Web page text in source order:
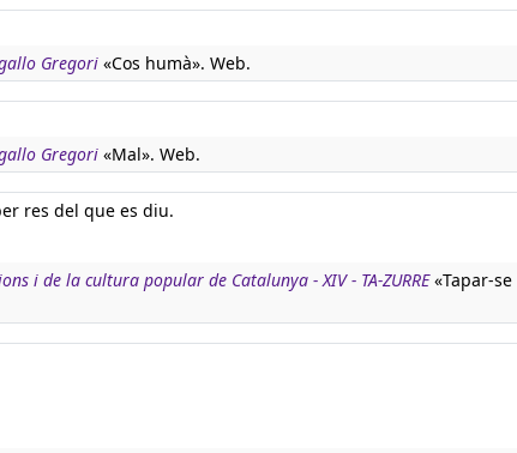
Gregori «Cos humà». Web.
Gregori «Mal». Web.
res del que es diu.
i de la cultura popular de Catalunya - XIV - TA-ZURRE«Tapar-se